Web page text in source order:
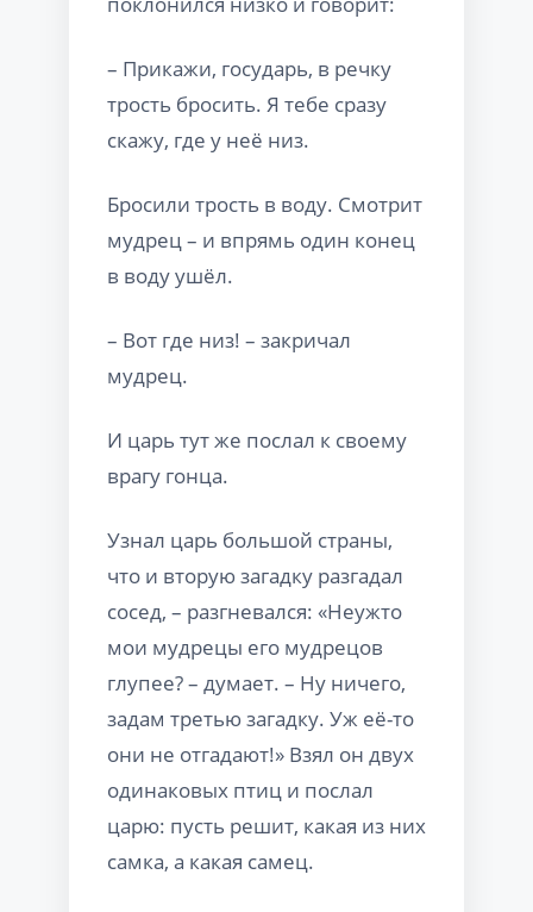
– Прикажи, государь, в речку
трость бросить. Я тебе сразу
скажу, где у неё низ.
Бросили трость в воду. Смотрит
мудрец – и впрямь один конец
в воду ушёл.
– Вот где низ! – закричал
мудрец.
И царь тут же послал к своему
врагу гонца.
Узнал царь большой страны,
что и вторую загадку разгадал
сосед, – разгневался: «Неужто
мои мудрецы его мудрецов
глупее? – думает. – Ну ничего,
задам третью загадку. Уж её-то
они не отгадают!» Взял он двух
одинаковых птиц и послал
царю: пусть решит, какая из них
самка, а какая самец.